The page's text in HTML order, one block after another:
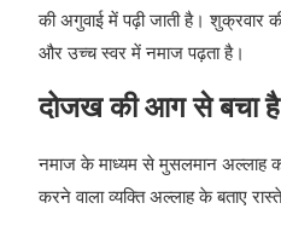
की अगुवाई में पढ़ी जाती है। शुक्रवार
और उच्‍च स्‍वर में नमाज पढ़ता है।
दोजख की आग से बचा
नमाज के माध्‍यम से मुसलमान अल्‍लाह
करने वाला व्‍यक्ति अल्‍लाह के बताए